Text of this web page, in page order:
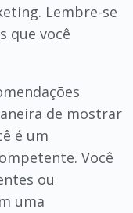
Lembre-se
que você
de mostrar
é um
Você
ou
uma